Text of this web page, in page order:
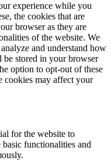
experience while you
the cookies that are
browser as they are
of the website. We
and understand how
be stored in your browser
option to opt-out of these
cookies may affect your
for the website to
functionalities and